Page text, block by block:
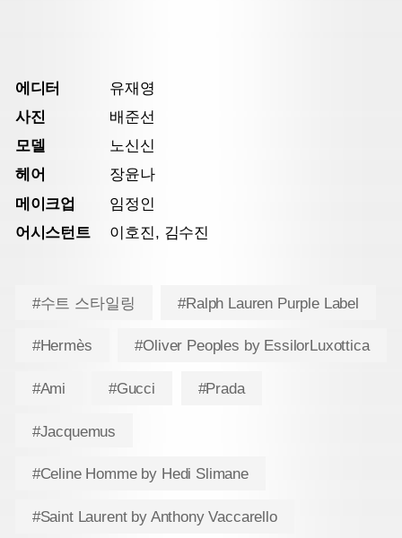
에디터
유재영
사진
배준선
모델
노신신
헤어
장윤나
메이크업
임정인
어시스턴트
이호진, 김수진
#수트 스타일링 #Ralph Lauren Purple Label
#Hermès #Oliver Peoples by EssilorLuxottica
#Ami #Gucci #Prada
#Jacquemus
#Celine Homme by Hedi Slimane
#Saint Laurent by Anthony Vaccarello